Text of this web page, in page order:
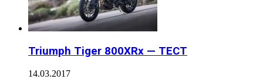
Triumph Tiger 800XRx — ТЕСТ
14.03.2017